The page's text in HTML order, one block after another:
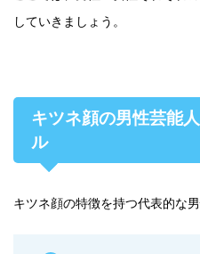
していきましょう。
キツネ顔の男性芸能
ル
キツネ顔の特徴を持つ代表的な